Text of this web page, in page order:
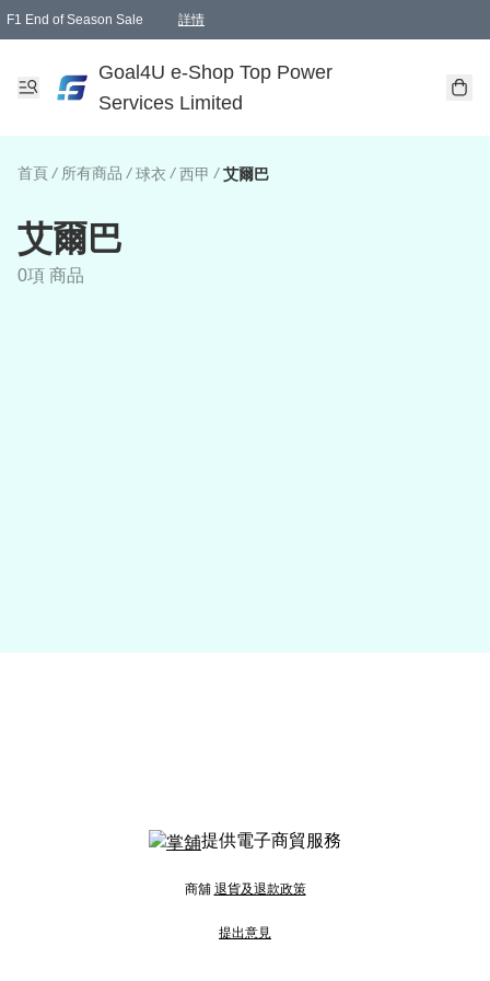
F1 End of Season Sale 詳情
Goal4U e-Shop Top Power
Services Limited
首頁 / 所有商品 / 球衣 / 西甲 / 艾爾巴
艾爾巴
0項 商品
提供電子商貿服務
商舖 退貨及退款政策
提出意見